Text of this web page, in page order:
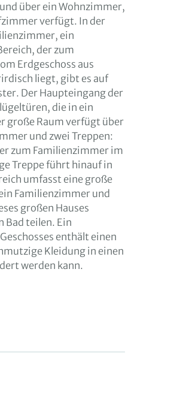
über ein Wohnzimmer,
verfügt. In der
ein
der zum
Erdgeschoss aus
liegt, gibt es auf
Der Haupteingang der
die in ein
große Raum verfügt über
und zwei Treppen:
zum Familienzimmer im
Treppe führt hinauf in
umfasst eine große
Familienzimmer und
großen Hauses
Bad teilen. Ein
enthält einen
Kleidung in einen
werden kann.